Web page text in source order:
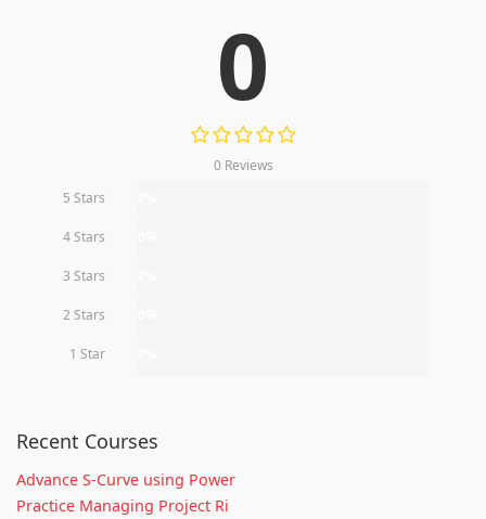
0
0 Reviews
5 Stars
4 Stars
3 Stars
2 Stars
1 Star
Recent Courses
Advance S-Curve using Power
Practice Managing Project Ri